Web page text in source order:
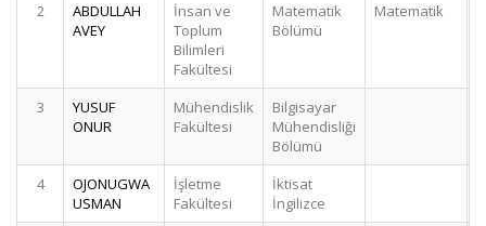
2
ABDULLAH
AVEY
İnsan ve
Toplum
Bilimleri
Fakültesi
Matematik
Bölümü
Matematik
3
YUSUF
ONUR
Mühendislik
Fakültesi
Bilgisayar
Mühendisliği
Bölümü
4
OJONUGWA
USMAN
İşletme
Fakültesi
İktisat
İngilizce